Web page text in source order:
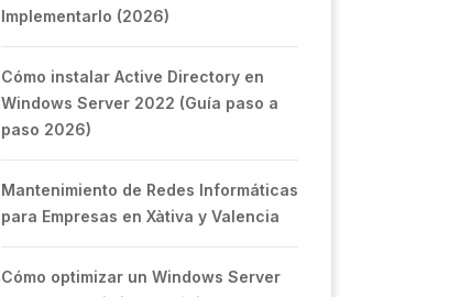
Implementarlo (2026)
Cómo instalar Active Directory en
Windows Server 2022 (Guía paso a
paso 2026)
Mantenimiento de Redes Informáticas
para Empresas en Xàtiva y Valencia
Cómo optimizar un Windows Server